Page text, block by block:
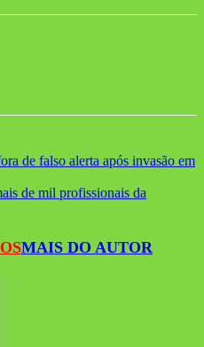
de falso alerta após invasão em
de mil profissionais da
MAIS DO AUTOR